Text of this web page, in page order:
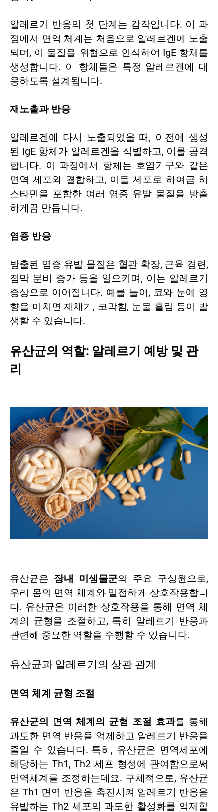
알레르기 반응의 첫 단계는 감작입니다. 이 과
정에서 면역 체계는 처음으로 알레르겐에 노출
되며, 이 물질을 위협으로 인식하여 IgE 항체를
생성합니다. 이 항체들은 특정 알레르겐에 대
응하도록 설계됩니다.
재노출과 반응
알레르겐에 다시 노출되었을 때, 이전에 생성
된 IgE 항체가 알레르겐을 식별하고, 이를 공격
합니다. 이 과정에서 항체는 호염기구와 같은
면역 세포와 결합하고, 이들 세포로 하여금 히
스타민을 포함한 여러 염증 유발 물질을 방출
하게끔 만듭니다.
염증 반응
방출된 염증 유발 물질은 혈관 확장, 근육 경련,
점막 분비 증가 등을 일으키며, 이는 알레르기
증상으로 이어집니다. 예를 들어, 코와 눈에 영
향을 미치면 재채기, 코막힘, 눈물 흘림 등이 발
생할 수 있습니다.
유산균의 역할: 알레르기 예방 및 관
리
유산균은 장내 미생물군의 주요 구성원으로,
우리 몸의 면역 체계와 밀접하게 상호작용합니
다. 유산균은 이러한 상호작용을 통해 면역 체
계의 균형을 조절하고, 특히 알레르기 반응과
관련해 중요한 역할을 수행할 수 있습니다.
유산균과 알레르기의 상관 관계
면역 체계 균형 조절
유산균의 면역 체계의 균형 조절 효과를 통해
과도한 면역 반응을 억제하고 알레르기 반응을
줄일 수 있습니다. 특히, 유산균은 면역세포에
해당하는 Th1, Th2 세포 형성에 관여함으로써
면역체계를 조정하는데요. 구체적으로, 유산균
은 Th1 면역 반응을 촉진시켜 알레르기 반응을
유발하는 Th2 세포의 과도한 활성화를 억제할